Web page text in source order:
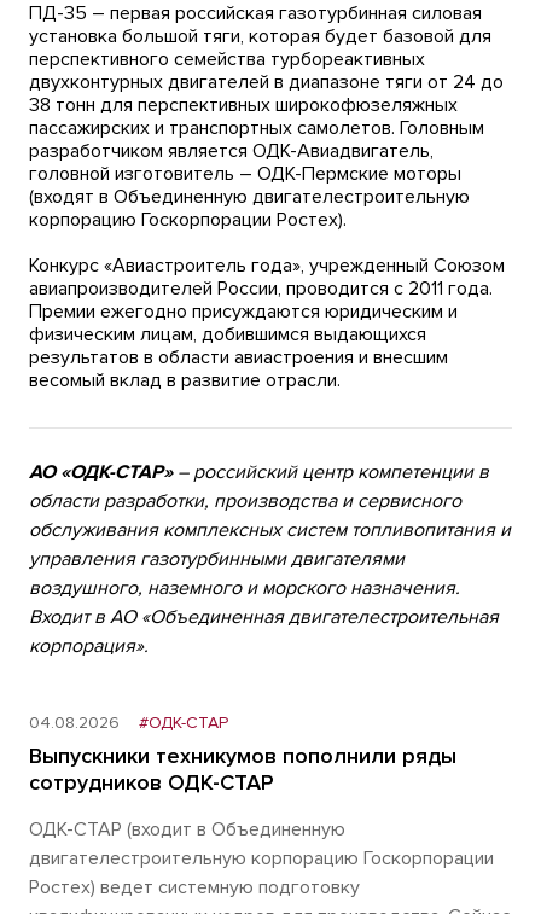
ПД-35 – первая российская газотурбинная силовая
установка большой тяги, которая будет базовой для
перспективного семейства турбореактивных
двухконтурных двигателей в диапазоне тяги от 24 до
38 тонн для перспективных широкофюзеляжных
пассажирских и транспортных самолетов. Головным
разработчиком является ОДК-Авиадвигатель,
головной изготовитель – ОДК-Пермские моторы
(входят в Объединенную двигателестроительную
корпорацию Госкорпорации Ростех).
Конкурс «Авиастроитель года», учрежденный Союзом
авиапроизводителей России, проводится с 2011 года.
Премии ежегодно присуждаются юридическим и
физическим лицам, добившимся выдающихся
результатов в области авиастроения и внесшим
весомый вклад в развитие отрасли.
АО «ОДК-СТАР»– российский центр компетенции в
области разработки, производства и сервисного
обслуживания комплексных систем топливопитания и
управления газотурбинными двигателями
воздушного, наземного и морского назначения.
Входит в АО «Объединенная двигателестроительная
корпорация».
04.08.2026 #ОДК-СТАР
Выпускники техникумов пополнили ряды
сотрудников ОДК-СТАР
ОДК-СТАР (входит в Объединенную
двигателестроительную корпорацию Госкорпорации
Ростех) ведет системную подготовку